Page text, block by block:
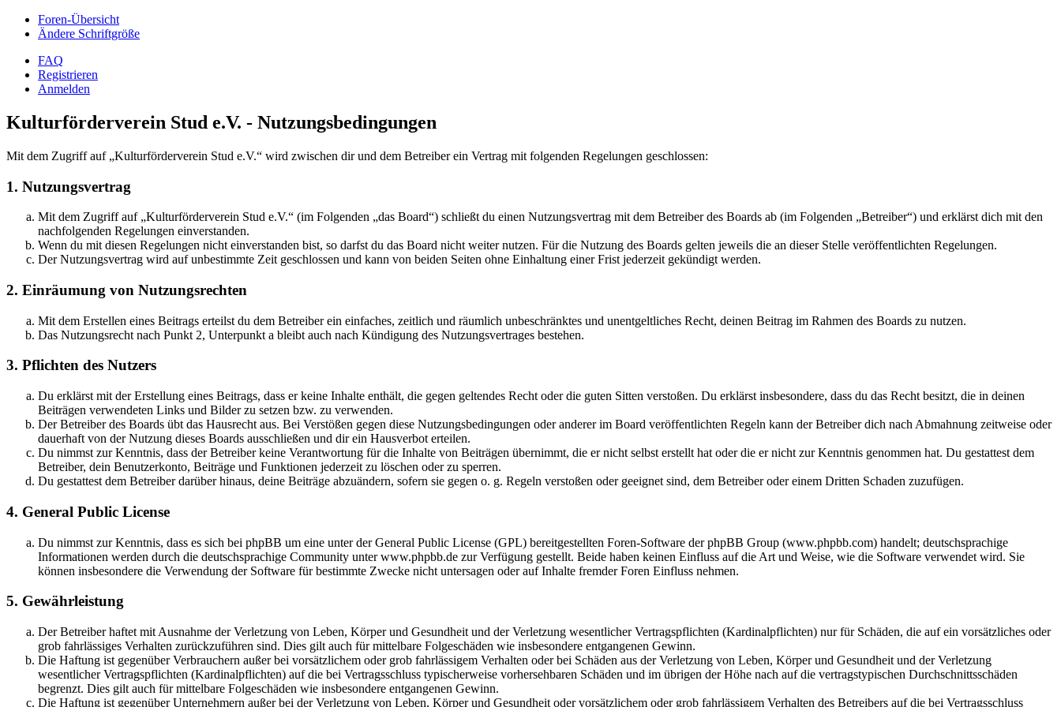
Foren-Übersicht
Ändere Schriftgröße
FAQ
Registrieren
Anmelden
Kulturförderverein Stud e.V. - Nutzungsbedingungen
Mit dem Zugriff auf „Kulturförderverein Stud e.V.“ wird zwischen dir und dem Betreiber ein Vertrag mit folgenden Regelungen geschlossen:
1. Nutzungsvertrag
Mit dem Zugriff auf „Kulturförderverein Stud e.V.“ (im Folgenden „das Board“) schließt du einen Nutzungsvertrag mit dem Betreiber des Boards ab (im Folgenden „Betreiber“) und erklärst dich mit den
nachfolgenden Regelungen einverstanden.
Wenn du mit diesen Regelungen nicht einverstanden bist, so darfst du das Board nicht weiter nutzen. Für die Nutzung des Boards gelten jeweils die an dieser Stelle veröffentlichten Regelungen.
Der Nutzungsvertrag wird auf unbestimmte Zeit geschlossen und kann von beiden Seiten ohne Einhaltung einer Frist jederzeit gekündigt werden.
2. Einräumung von Nutzungsrechten
Mit dem Erstellen eines Beitrags erteilst du dem Betreiber ein einfaches, zeitlich und räumlich unbeschränktes und unentgeltliches Recht, deinen Beitrag im Rahmen des Boards zu nutzen.
Das Nutzungsrecht nach Punkt 2, Unterpunkt a bleibt auch nach Kündigung des Nutzungsvertrages bestehen.
3. Pflichten des Nutzers
Du erklärst mit der Erstellung eines Beitrags, dass er keine Inhalte enthält, die gegen geltendes Recht oder die guten Sitten verstoßen. Du erklärst insbesondere, dass du das Recht besitzt, die in deinen
Beiträgen verwendeten Links und Bilder zu setzen bzw. zu verwenden.
Der Betreiber des Boards übt das Hausrecht aus. Bei Verstößen gegen diese Nutzungsbedingungen oder anderer im Board veröffentlichten Regeln kann der Betreiber dich nach Abmahnung zeitweise oder
dauerhaft von der Nutzung dieses Boards ausschließen und dir ein Hausverbot erteilen.
Du nimmst zur Kenntnis, dass der Betreiber keine Verantwortung für die Inhalte von Beiträgen übernimmt, die er nicht selbst erstellt hat oder die er nicht zur Kenntnis genommen hat. Du gestattest dem
Betreiber, dein Benutzerkonto, Beiträge und Funktionen jederzeit zu löschen oder zu sperren.
Du gestattest dem Betreiber darüber hinaus, deine Beiträge abzuändern, sofern sie gegen o. g. Regeln verstoßen oder geeignet sind, dem Betreiber oder einem Dritten Schaden zuzufügen.
4. General Public License
Du nimmst zur Kenntnis, dass es sich bei phpBB um eine unter der General Public License (GPL) bereitgestellten Foren-Software der phpBB Group (www.phpbb.com) handelt; deutschsprachige
Informationen werden durch die deutschsprachige Community unter www.phpbb.de zur Verfügung gestellt. Beide haben keinen Einfluss auf die Art und Weise, wie die Software verwendet wird. Sie
können insbesondere die Verwendung der Software für bestimmte Zwecke nicht untersagen oder auf Inhalte fremder Foren Einfluss nehmen.
5. Gewährleistung
Der Betreiber haftet mit Ausnahme der Verletzung von Leben, Körper und Gesundheit und der Verletzung wesentlicher Vertragspflichten (Kardinalpflichten) nur für Schäden, die auf ein vorsätzliches oder
grob fahrlässiges Verhalten zurückzuführen sind. Dies gilt auch für mittelbare Folgeschäden wie insbesondere entgangenen Gewinn.
Die Haftung ist gegenüber Verbrauchern außer bei vorsätzlichem oder grob fahrlässigem Verhalten oder bei Schäden aus der Verletzung von Leben, Körper und Gesundheit und der Verletzung
wesentlicher Vertragspflichten (Kardinalpflichten) auf die bei Vertragsschluss typischerweise vorhersehbaren Schäden und im übrigen der Höhe nach auf die vertragstypischen Durchschnittsschäden
begrenzt. Dies gilt auch für mittelbare Folgeschäden wie insbesondere entgangenen Gewinn.
Die Haftung ist gegenüber Unternehmern außer bei der Verletzung von Leben, Körper und Gesundheit oder vorsätzlichem oder grob fahrlässigem Verhalten des Betreibers auf die bei Vertragsschluss